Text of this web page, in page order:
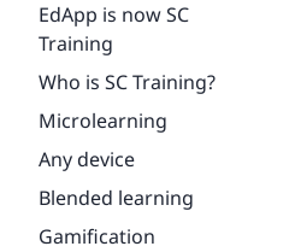
EdApp is now SC
Training
Who is SC Training?
Microlearning
Any device
Blended learning
Gamification